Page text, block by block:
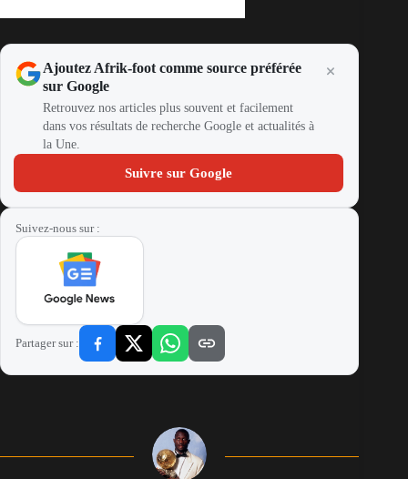
Ajoutez Afrik-foot comme source préférée
sur Google
Retrouvez nos articles plus souvent et facilement
dans vos résultats de recherche Google et actualités à
la Une.
Suivre sur Google
Suivez-nous sur :
Partager sur :